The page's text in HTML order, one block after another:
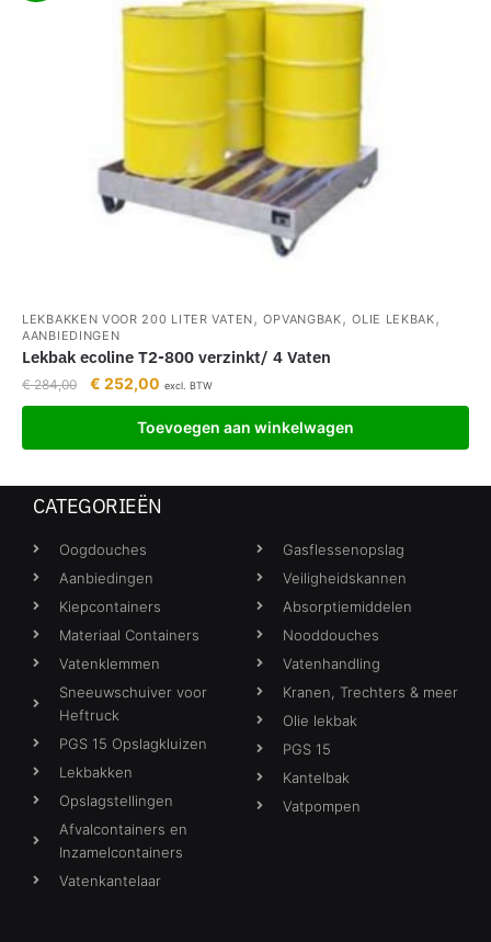
LEKBAKKEN VOOR 200 LITER VATEN,OPVANGBAK,OLIE LEKBAK,
AANBIEDINGEN
Lekbak ecoline T2-800 verzinkt/ 4 Vaten
€284,00 € 252,00 excl. BTW
Toevoegen aan winkelwagen
CATEGORIEËN
Oogdouches
Aanbiedingen
Kiepcontainers
Materiaal Containers
Vatenklemmen
Sneeuwschuiver voor
Heftruck
PGS 15 Opslagkluizen
Lekbakken
Opslagstellingen
Afvalcontainers en
Inzamelcontainers
Vatenkantelaar
Gasflessenopslag
Veiligheidskannen
Absorptiemiddelen
Nooddouches
Vatenhandling
Kranen, Trechters & meer
Olie lekbak
PGS 15
Kantelbak
Vatpompen